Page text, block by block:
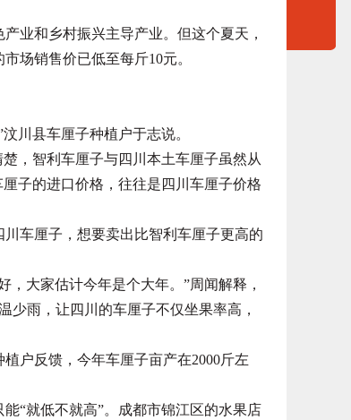
和乡村振兴主导产业。但这个夏天，
场销售价已低至每斤10元。
川县车厘子种植户于志说。
，智利车厘子与四川本土车厘子虽然从
子的进口价格，往往是四川车厘子价格
车厘子，想要卖出比智利车厘子更高的
大家估计今年是个大年。”周闻解释，
雨，让四川的车厘子不仅坐果率高，
户反馈，今年车厘子亩产在2000斤左
“就低不就高”。成都市锦江区的水果店